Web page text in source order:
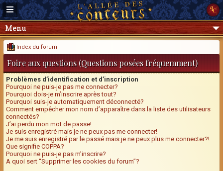
Menu
Index du forum
Foire aux questions (Questions posées fréquemment)
Problèmes d’identification et d’inscription
Pourquoi ne puis-je pas me connecter?
Pourquoi dois-je m’inscrire après tout?
Pourquoi suis-je automatiquement déconnecté?
Comment empêcher mon nom d’apparaître dans la liste des utilisateurs
connectés?
J’ai perdu mon mot de passe!
Je suis enregistré mais je ne peux pas me connecter!
Je me suis enregistré par le passé mais je ne peux plus me connecter?!
Que signifie COPPA?
Pourquoi ne puis-je pas m’inscrire?
A quoi sert “Supprimer les cookies du forum”?